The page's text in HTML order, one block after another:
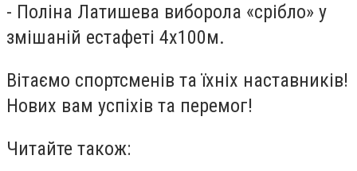
- Поліна Латишева виборола «срібло» у
змішаній естафеті 4х100м.
Вітаємо спортсменів та їхніх наставників!
Нових вам успіхів та перемог!
Читайте також: